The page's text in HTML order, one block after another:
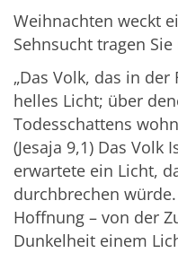
Weihnachten weckt
Sehnsucht tragen Sie
„Das Volk, das in
helles Licht; über
Todesschattens
(Jesaja 9,1) Das Volk
erwartete ein Licht,
durchbrechen
Hoffnung – von der
Dunkelheit einem